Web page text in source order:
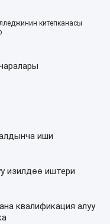
китепканасы
иши
изилдөө иштери
квалификация алуу